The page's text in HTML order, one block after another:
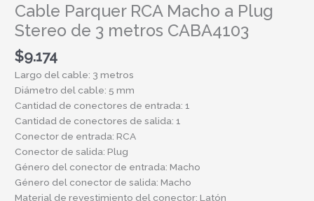
Cable Parquer RCA Macho a Plug
Stereo de 3 metros CABA4103
$9.174
Largo del cable: 3 metros
Diámetro del cable: 5 mm
Cantidad de conectores de entrada: 1
Cantidad de conectores de salida: 1
Conector de entrada: RCA
Conector de salida: Plug
Género del conector de entrada: Macho
Género del conector de salida: Macho
Material de revestimiento del conector: Latón
Plug
Stereo
de
3
metros
CABA4103
cantidad